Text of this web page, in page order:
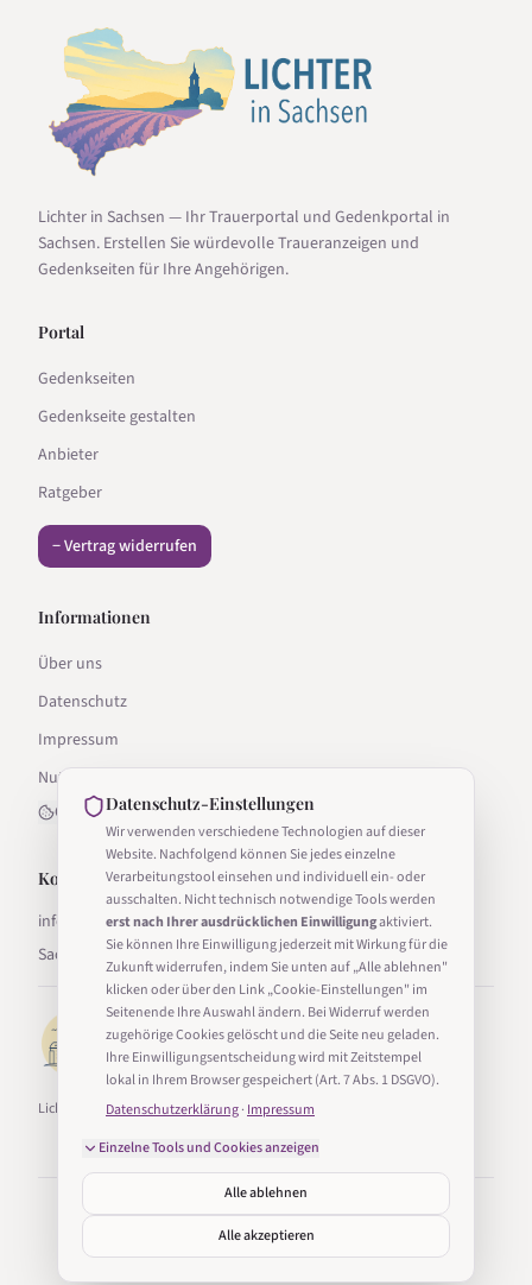
Lichter in Sachsen — Ihr Trauerportal und Gedenkportal in
Sachsen. Erstellen Sie würdevolle Traueranzeigen und
Gedenkseiten für Ihre Angehörigen.
Portal
Gedenkseiten
Gedenkseite gestalten
Anbieter
Ratgeber
− Vertrag widerrufen
Informationen
Über uns
Datenschutz
Impressum
Nutzungsbedingungen
Cookie-Einstellungen
Kontakt
info@lichter-in-sachsen.de
Sachsen, Deutschland
Lichter in Sachsen ist Teil von Taucha24.
©2026Lichter in Sachsen. Alle Rechte vorbehalten.
Erstellt mit
in Sachsen
Datenschutz-Einstellungen
Wir verwenden verschiedene Technologien auf dieser
Website. Nachfolgend können Sie jedes einzelne
Verarbeitungstool einsehen und individuell ein- oder
ausschalten. Nicht technisch notwendige Tools werden
erst nach Ihrer ausdrücklichen Einwilligungaktiviert.
Sie können Ihre Einwilligung jederzeit mit Wirkung für die
Zukunft widerrufen, indem Sie unten auf „Alle ablehnen"
klicken oder über den Link „Cookie-Einstellungen" im
Seitenende Ihre Auswahl ändern. Bei Widerruf werden
zugehörige Cookies gelöscht und die Seite neu geladen.
Ihre Einwilligungsentscheidung wird mit Zeitstempel
lokal in Ihrem Browser gespeichert (Art. 7 Abs. 1 DSGVO).
Datenschutzerklärung· Impressum
Einzelne Tools und Cookies anzeigen
Alle ablehnen
Alle akzeptieren